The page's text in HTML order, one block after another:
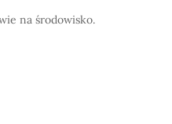
na środowisko.